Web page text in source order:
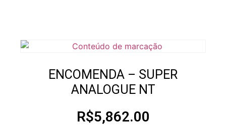
ENCOMENDA – SUPER
ANALOGUE NT
R$5,862.00